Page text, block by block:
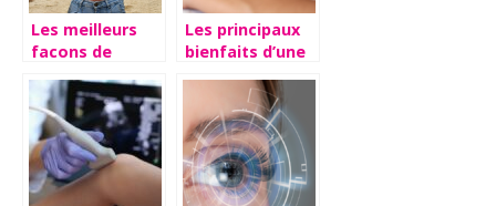
Les meilleurs
facons de
fonte
musculaire
Les principaux
bienfaits d’une